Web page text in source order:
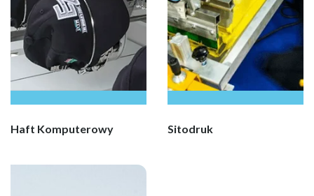
Haft Komputerowy Sitodruk